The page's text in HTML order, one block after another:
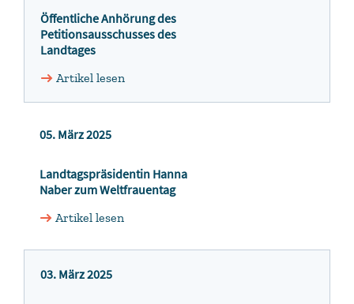
Öffentliche Anhörung des
Petitionsausschusses des
Landtages
Artikel lesen
05. März 2025
Landtagspräsidentin Hanna
Naber zum Weltfrauentag
Artikel lesen
03. März 2025